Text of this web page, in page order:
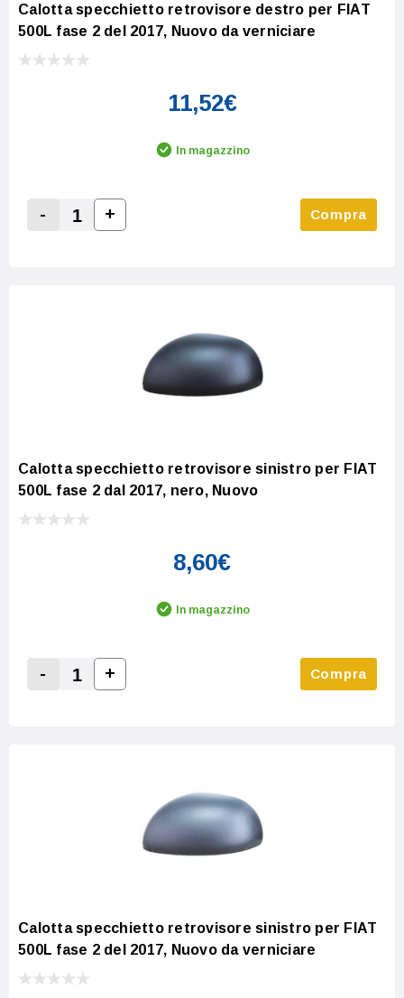
Calotta specchietto retrovisore destro per FIAT
500L fase 2 del 2017, Nuovo da verniciare
11,52€
In magazzino
Decrease Quantity:
-
Increase Quantity:
+ Compra
Calotta specchietto retrovisore sinistro per FIAT
500L fase 2 dal 2017, nero, Nuovo
8,60€
In magazzino
Decrease Quantity:
-
Increase Quantity:
+ Compra
Calotta specchietto retrovisore sinistro per FIAT
500L fase 2 del 2017, Nuovo da verniciare